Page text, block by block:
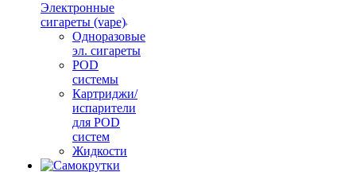
Электронные
сигареты (vape)
Одноразовые
эл. сигареты
POD
системы
Картриджи/
испарители
для POD
систем
Жидкости